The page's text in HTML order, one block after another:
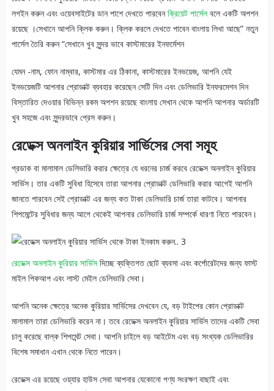
লগইন করুন এবং ওয়েবসাইটের ডান পাশে দেখতে পারবেনক্রিয়েট পার্সেল বলে একটি অপশন
রয়েছে ।সেখানে আপনি ক্লিক করুন। ক্লিক করলে দেখতে পাবেন বাংলায় লিখা আছে” নতুন
পার্সেল তৈরি করুন “সেখানে খুব সুন্দর ভাবে কাস্টমারের ইনফর্মেশন
যেমন -নাম, ফোন নাম্বার, কাস্টমার এর ঠিকানা, কাস্টমারের ইনভয়েজ, আপনি যেই
ইনভয়েজটি আপনার প্রোডাক্ট ব্যবহার করেছেন সেটি দিন এবং ডেলিভারি ইনফরমেশন দিন
বিস্তারিত দেওয়ার বিভিন্ন রকম অপশন রয়েছে বাংলায় সেখান থেকে আপনি আপনার অর্ডারটি
খুব সহজে এবং সুন্দরভাবে প্রেস করুন।
রেডেক্স অনলাইন কুরিয়ার সার্ভিসের সেবা সমূহ
প্রডাক বা মালামাল ডেলিভারি করার ক্ষেত্রে যে ধরনের চার্জ করবে রেডেক্স অনলাইন কুরিয়ার
সার্ভিস। তার একটি সুবিধা হিসেবে তারা আপনার প্রোডাক্ট ডেলিভারি করার আগেই আপনি
জানতে পারবেন সেই প্রোডাক্ট এর জন্য কত টাকা ডেলিভারি চার্জ তারা কাটবে। আপনার
শিপমেন্টের সুবিধার জন্য আগে থেকেই আপনার ডেলিভারি চার্জ সম্পর্কে ধারণা নিতে পারবেন।
রেডেক্স অনলাইন কুরিয়ার সার্ভিসদিচ্ছে ব্যক্তিগত ছোট ব্যবসা এবং কর্পোরেটদের জন্য ফাস্ট
মাইল পিকআপ এবং লাস্ট মেইল ডেলিভারি সেবা।
আপনি অনেক ক্ষেত্রে অনেক কুরিয়ার সার্ভিসের দেখবেন যে, বড় টাইপের কোন প্রোডাক্ট
মালামাল তারা ডেলিভারি করেন না। তবে রেডেক্স অনলাইন কুরিয়ার সার্ভিস তাদের একটি সেবা
চালু করেছে বাল্ক শিপমেন্ট সেবা। আপনি চাইলে বড় আইটেম এবং বড় সংখ্যক ডেলিভারির
বিশেষ সমাধান এখান থেকে নিতে পারেন।
রেডেক্স এর রয়েছে ওয়্যার হাউস সেবা আপনার যেকোনো পণ্য সংরক্ষণ বাছাই এবং